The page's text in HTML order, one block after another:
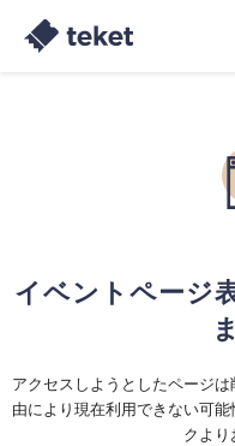
イベントページ
アクセスしようとしたページ
由により現在利用できない可
クより